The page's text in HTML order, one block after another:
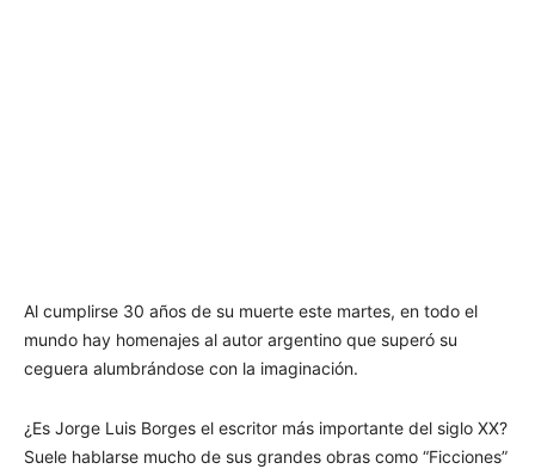
Al cumplirse 30 años de su muerte este martes, en todo el
mundo hay homenajes al autor argentino que superó su
ceguera alumbrándose con la imaginación.
¿Es Jorge Luis Borges el escritor más importante del siglo XX?
Suele hablarse mucho de sus grandes obras como “Ficciones”